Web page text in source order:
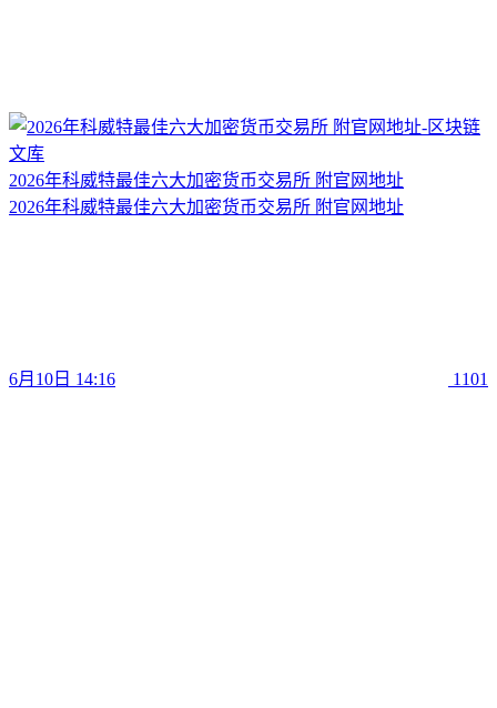
2026年科威特最佳六大加密货币交易所 附官网地址
2026年科威特最佳六大加密货币交易所 附官网地址
6月10日 14:16 1101